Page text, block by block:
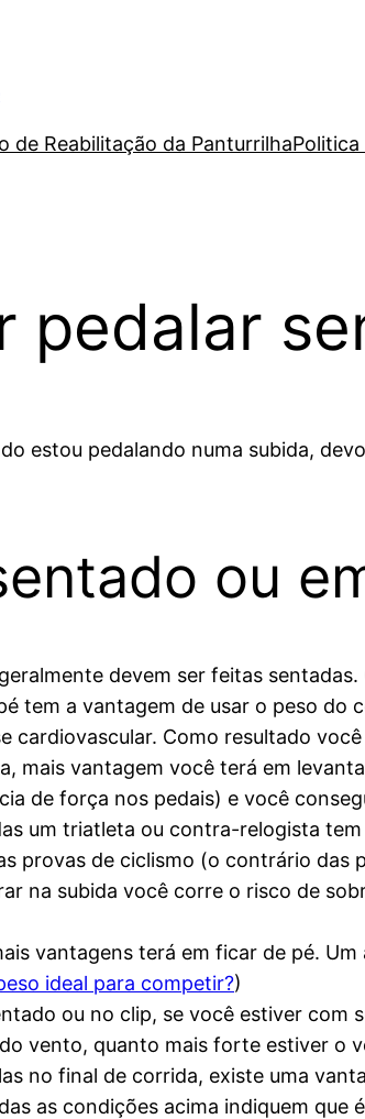
de Reabilitação da PanturrilhaPolitica
pedalar
estou pedalando numa subida,
ou
devem ser feitas
tem a vantagem de usar o peso
cardiovascular. Como resultado
mais vantagem você terá em
de força nos pedais) e você
um triatleta ou contra-relogista
provas de ciclismo (o contrário
na subida você corre o risco de
vantagens terá em ficar de pé.
ideal para competir?)
ou no clip, se você estiver
vento, quanto mais forte estiver o
no final de corrida, existe uma
as condições acima indiquem